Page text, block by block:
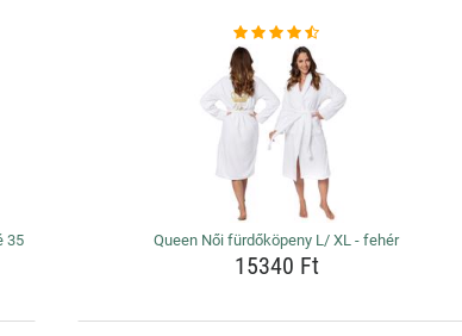
35
Queen Női fürdőköpeny L/ XL - fehér
15340 Ft